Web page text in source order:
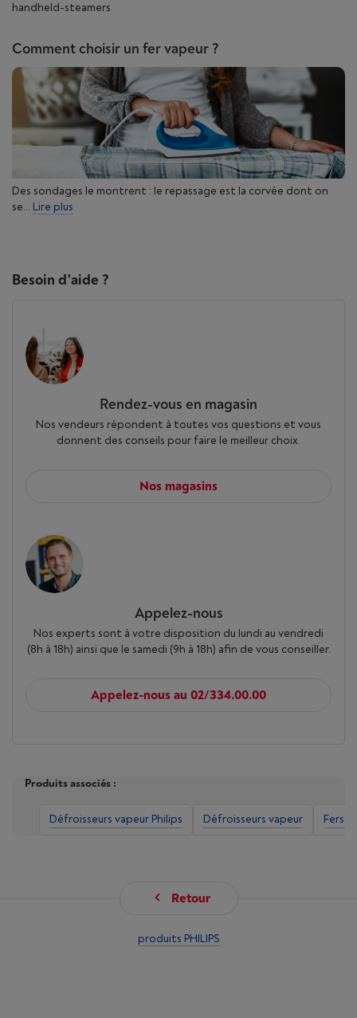
handheld-steamers
Comment choisir un fer vapeur ?
Des sondages le montrent : le repassage est la corvée dont on
se... Lire plus
Besoin d'aide ?
Rendez-vous en magasin
Nos vendeurs répondent à toutes vos questions et vous
donnent des conseils pour faire le meilleur choix.
Nos magasins
Appelez-nous
Nos experts sont à votre disposition du lundi au vendredi
(8h à 18h) ainsi que le samedi (9h à 18h) afin de vous conseiller.
Appelez-nous au 02/334.00.00
Produits associés :
Défroisseurs vapeur Philips Défroisseurs vapeur Fers à
Retour
produits PHILIPS